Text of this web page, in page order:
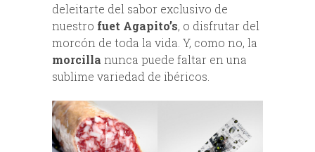
deleitarte del sabor exclusivo de
nuestro fuet Agapito’s, o disfrutar del
morcón de toda la vida. Y, como no, la
morcilla nunca puede faltar en una
sublime variedad de ibéricos.